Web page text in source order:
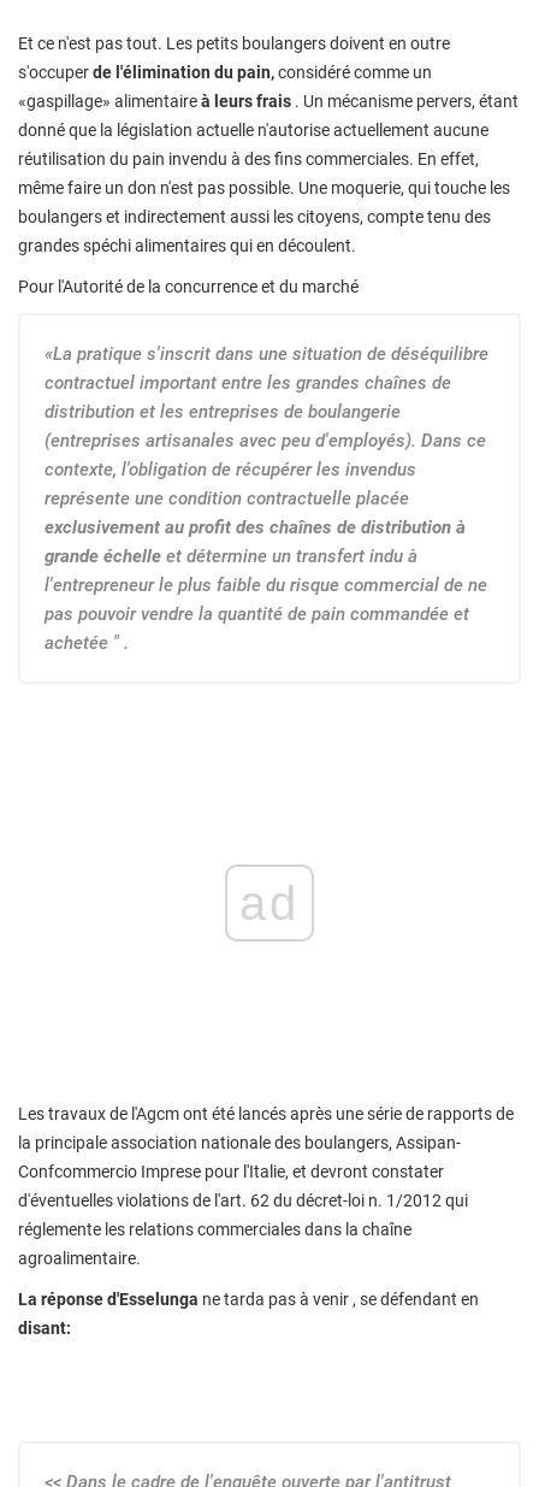
Et ce n'est pas tout. Les petits boulangers doivent en outre
s'occuperde l'élimination du pain,considéré comme un
«gaspillage» alimentaireà leurs frais . Un mécanisme pervers, étant
donné que la législation actuelle n'autorise actuellement aucune
réutilisation du pain invendu à des fins commerciales. En effet,
même faire un don n'est pas possible. Une moquerie, qui touche les
boulangers et indirectement aussi les citoyens, compte tenu des
grandes spéchi alimentaires qui en découlent.
Pour l'Autorité de la concurrence et du marché
«La pratique s'inscrit dans une situation de déséquilibre
contractuel important entre les grandes chaînes de
distribution et les entreprises de boulangerie
(entreprises artisanales avec peu d'employés). Dans ce
contexte, l'obligation de récupérer les invendus
représente une condition contractuelle placée
exclusivement au profit des chaînes de distribution à
grande échelle et détermine un transfert indu à
l'entrepreneur le plus faible du risque commercial de ne
pas pouvoir vendre la quantité de pain commandée et
achetée " .
ad
Les travaux de l'Agcm ont été lancés après une série de rapports de
la principale association nationale des boulangers, Assipan-
Confcommercio Imprese pour l'Italie, et devront constater
d'éventuelles violations de l'art. 62 du décret-loi n. 1/2012 qui
réglemente les relations commerciales dans la chaîne
agroalimentaire.
La réponse d'Esselunga ne tarda pas à venir , se défendant en
disant:
<< Dans le cadre de l'enquête ouverte par l'antitrust